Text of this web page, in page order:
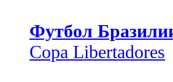
Футбол
Copa Libertadores